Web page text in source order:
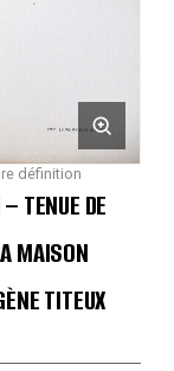
définition
TENUE DE
MAISON
TITEUX